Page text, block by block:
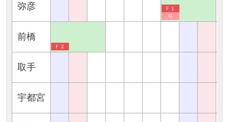
弥彦
Ｆ１
G
前橋
Ｆ２
取手
宇都宮